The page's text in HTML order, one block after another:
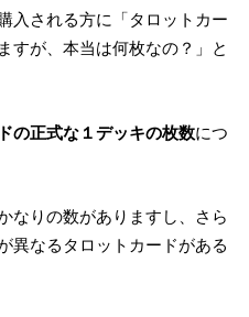
入される方に「タロットカー
すが、本当は何枚なの？」と
の正式な１デッキの枚数につ
なりの数がありますし、さら
異なるタロットカードがある